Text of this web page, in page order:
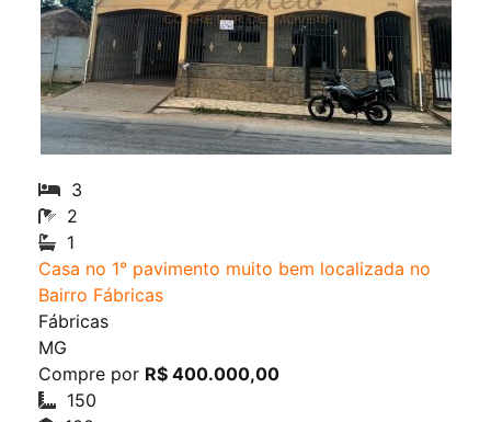
3
2
1
Casa no 1° pavimento muito bem localizada no
Bairro Fábricas
Fábricas
MG
Compre por R$ 400.000,00
150